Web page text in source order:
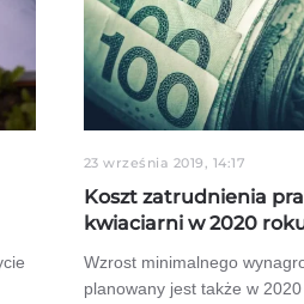
23 września 2019, 14:17
Koszt zatrudnienia
kwiaciarni w 2020
Wzrost minimalnego
planowany jest także w